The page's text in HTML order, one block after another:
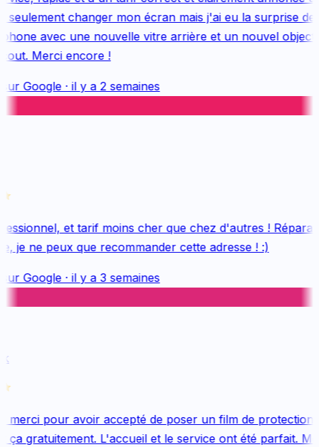
changer mon écran mais j'ai eu la surprise de
avec une nouvelle vitre arrière et un nouvel objectif,
Merci encore !
Google· il y a 2 semaines
et tarif moins cher que chez d'autres !
je ne peux que recommander cette adresse ! :)
Google· il y a 3 semaines
pour avoir accepté de poser un film de protection
gratuitement. L'accueil et le service ont été parfait.